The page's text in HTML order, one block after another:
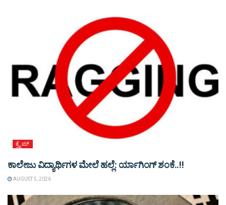
ಕ್ರೈಮ್
ಕಾಲೇಜು ವಿದ್ಯಾರ್ಥಿಗಳ ಮೇಲೆ ಹಲ್ಲೆ: ರ್ಯಾಗಿಂಗ್ ಶಂಕೆ..!!
AUGUST 5, 2026